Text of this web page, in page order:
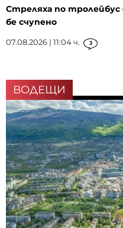
Стреляха по
бе счупено
07.08.2026 | 11:04 ч. 3
ВОДЕЩИ